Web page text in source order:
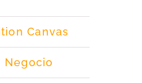
Canvas
Negocio